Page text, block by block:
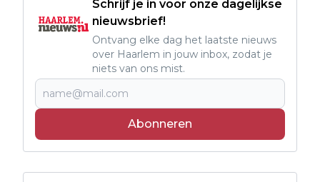
Schrijf je in voor onze dagelijkse
nieuwsbrief!
Ontvang elke dag het laatste nieuws
over Haarlem in jouw inbox, zodat je
niets van ons mist.
Abonneren